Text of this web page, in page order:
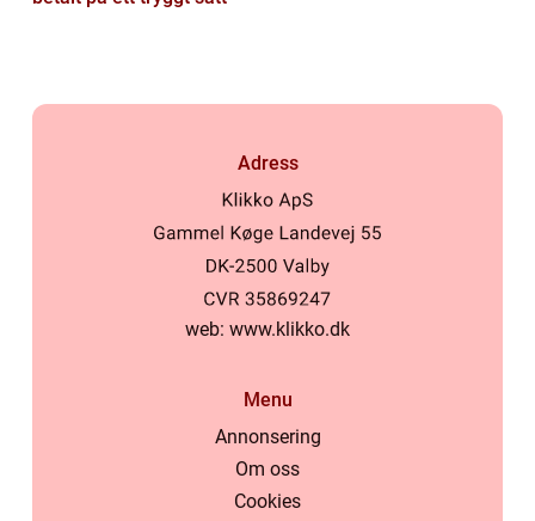
Adress
web: www.klikko.dk
Menu
Annonsering
Om oss
Cookies